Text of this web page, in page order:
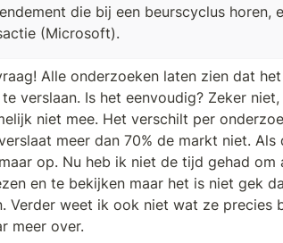
die bij een beurscyclus horen,
(Microsoft).
Alle onderzoeken laten zien dat
verslaan. Is het eenvoudig? Zeker
niet mee. Het verschilt per
meer dan 70% de markt niet.
op. Nu heb ik niet de tijd gehad om
en te bekijken maar het is niet gek
Verder weet ik ook niet wat ze precies
meer over.